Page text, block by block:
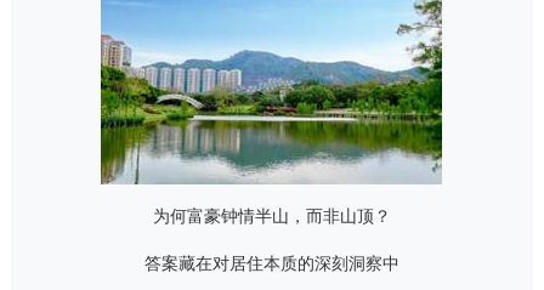
为何富豪钟情半山，而非山顶？
答案藏在对居住本质的深刻洞察中